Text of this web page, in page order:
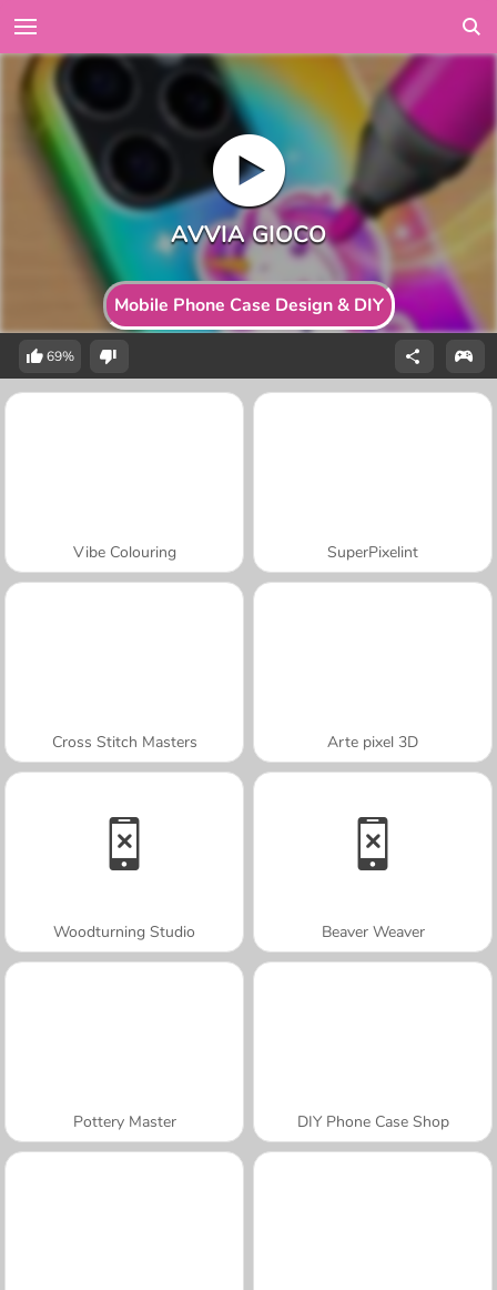
Mobile Phone Case Design & DIY
69%
Vibe Colouring SuperPixelint
Cross Stitch Masters Arte pixel 3D
Woodturning Studio Beaver Weaver
Pottery Master DIY Phone Case Shop